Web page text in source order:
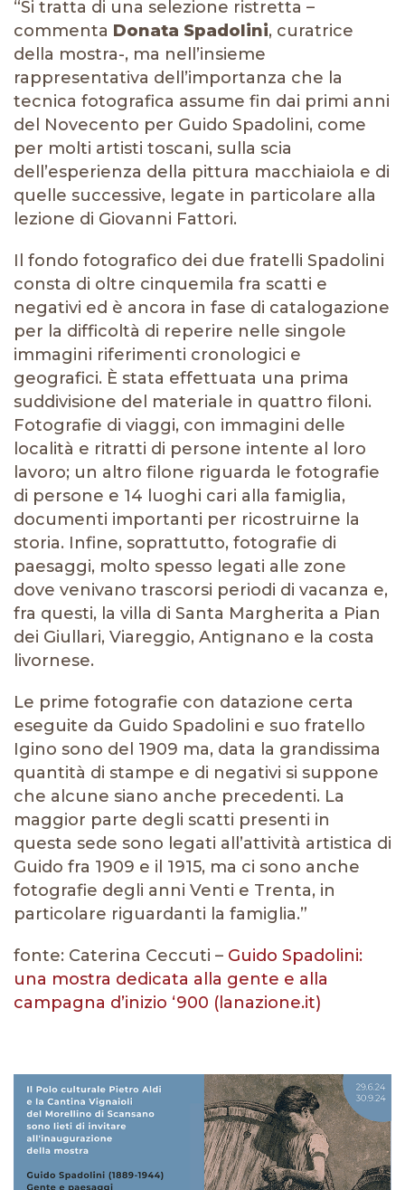
“Si tratta di una selezione ristretta –
commenta Donata Spadolini, curatrice
della mostra-, ma nell’insieme
rappresentativa dell’importanza che la
tecnica fotografica assume fin dai primi anni
del Novecento per Guido Spadolini, come
per molti artisti toscani, sulla scia
dell’esperienza della pittura macchiaiola e di
quelle successive, legate in particolare alla
lezione di Giovanni Fattori.
Il fondo fotografico dei due fratelli Spadolini
consta di oltre cinquemila fra scatti e
negativi ed è ancora in fase di catalogazione
per la difficoltà di reperire nelle singole
immagini riferimenti cronologici e
geografici. È stata effettuata una prima
suddivisione del materiale in quattro filoni.
Fotografie di viaggi, con immagini delle
località e ritratti di persone intente al loro
lavoro; un altro filone riguarda le fotografie
di persone e 14 luoghi cari alla famiglia,
documenti importanti per ricostruirne la
storia. Infine, soprattutto, fotografie di
paesaggi, molto spesso legati alle zone
dove venivano trascorsi periodi di vacanza e,
fra questi, la villa di Santa Margherita a Pian
dei Giullari, Viareggio, Antignano e la costa
livornese.
Le prime fotografie con datazione certa
eseguite da Guido Spadolini e suo fratello
Igino sono del 1909 ma, data la grandissima
quantità di stampe e di negativi si suppone
che alcune siano anche precedenti. La
maggior parte degli scatti presenti in
questa sede sono legati all’attività artistica di
Guido fra 1909 e il 1915, ma ci sono anche
fotografie degli anni Venti e Trenta, in
particolare riguardanti la famiglia.”
fonte: Caterina Ceccuti – Guido Spadolini:
una mostra dedicata alla gente e alla
campagna d’inizio ‘900 (lanazione.it)